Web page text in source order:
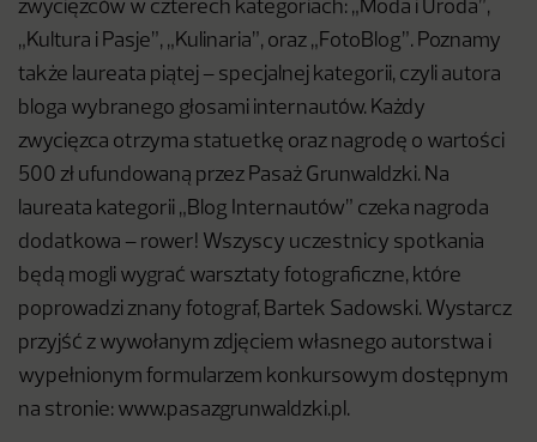
zwycięzców w czterech kategoriach: „Moda i Uroda”,
„Kultura i Pasje”, „Kulinaria”, oraz „FotoBlog”. Poznamy
także laureata piątej – specjalnej kategorii, czyli autora
bloga wybranego głosami internautów. Każdy
zwycięzca otrzyma statuetkę oraz nagrodę o wartości
500 zł ufundowaną przez Pasaż Grunwaldzki. Na
laureata kategorii „Blog Internautów” czeka nagroda
dodatkowa – rower! Wszyscy uczestnicy spotkania
będą mogli wygrać warsztaty fotograficzne, które
poprowadzi znany fotograf, Bartek Sadowski. Wystarcz
przyjść z wywołanym zdjęciem własnego autorstwa i
wypełnionym formularzem konkursowym dostępnym
na stronie: www.pasazgrunwaldzki.pl.